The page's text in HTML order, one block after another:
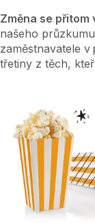
Změna se přitom
našeho
zaměstnavatele
třetiny z těch,